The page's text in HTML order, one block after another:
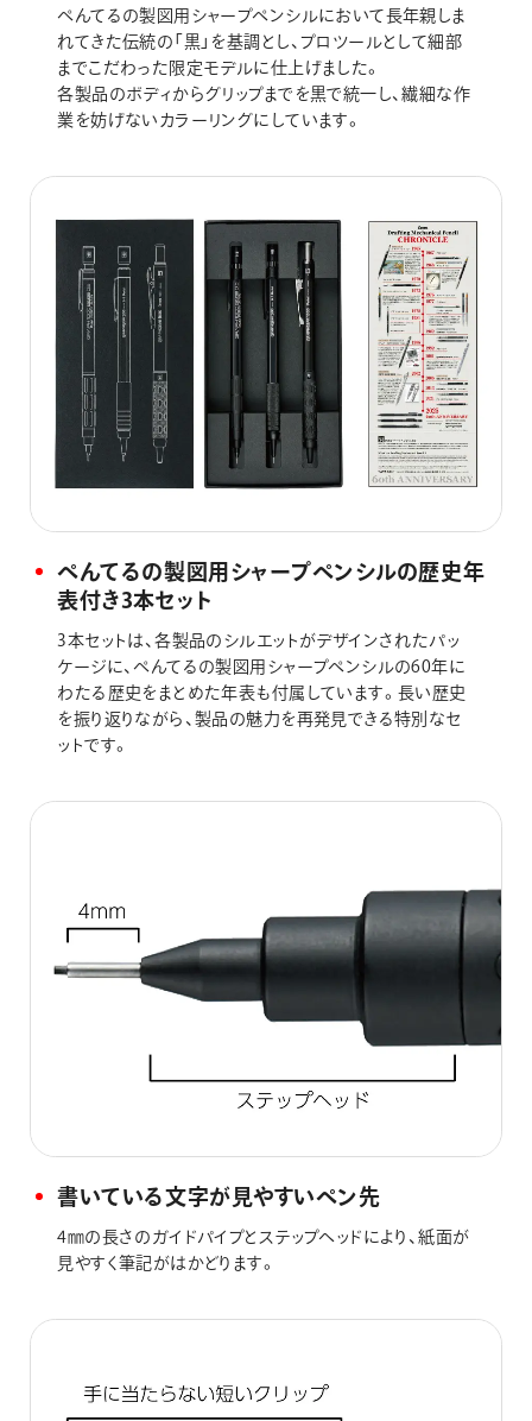
ぺんてるの製図用シャープペンシルにおいて長年親しま
れてきた伝統の「黒」を基調とし、プロツールとして細部
までこだわった限定モデルに仕上げました。
各製品のボディからグリップまでを黒で統一し、繊細な作
業を妨げないカラーリングにしています。
ぺんてるの製図用シャープペンシルの歴史年
表付き3本セット
3本セットは、各製品のシルエットがデザインされたパッ
ケージに、ぺんてるの製図用シャープペンシルの60年に
わたる歴史をまとめた年表も付属しています。長い歴史
を振り返りながら、製品の魅力を再発見できる特別なセ
ットです。
書いている文字が見やすいペン先
4㎜の長さのガイドパイプとステップヘッドにより、紙面が
見やすく筆記がはかどります。